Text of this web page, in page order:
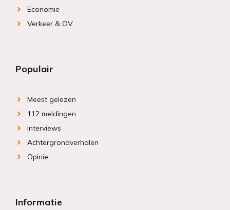
Economie
Verkeer & OV
Populair
Meest gelezen
112 meldingen
Interviews
Achtergrondverhalen
Opinie
Informatie